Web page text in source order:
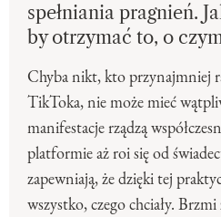
spełniania pragnień.
by otrzymać to, o
Chyba nikt, kto przynajmniej
TikToka, nie może mieć
manifestacje rządzą
platformie aż roi się od
zapewniają, że dzięki tej
wszystko, czego chciały.